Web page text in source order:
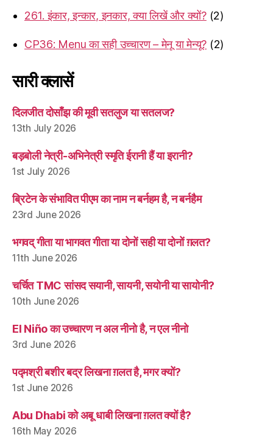
261. इंकार, इन्कार, इनकार, क्या लिखें और क्यों? (2)
CP36: Menu का सही उच्चारण – मेनू या मेन्यू? (2)
सारी क्लासें
दिलजीत दोसाँझ की मूवी सतलुज या सतलज?
13th July 2026
बड़बोली नेत्री-अभिनेत्री स्मृति ईरानी हैं या इरानी?
1st July 2026
ब्रिटेन के संभावित पीएम का नाम न बर्नहम है, न बर्नहैम
23rd June 2026
भगवद् गीता या भागवत गीता या दोनों सही या दोनों ग़लत?
11th June 2026
चर्चित TMC सांसद सयानी, सायनी, सयोनी या सायोनी?
10th June 2026
El Niño का उच्चारण न अल नीनो है, न एल नीनो
3rd June 2026
पद्मश्री बशीर बद्र लिखना ग़लत है, मगर क्यों?
1st June 2026
Abu Dhabi को अबू धाबी लिखना ग़लत क्यों है?
16th May 2026